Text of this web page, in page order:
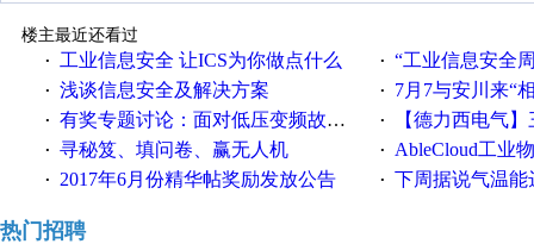
楼主最近还看过
·
工业信息安全 让ICS为你做点什么 · “工业信息安全周之我见”
· 浅谈信息安全及解决方案 · 7月7与安川来“
· 有奖专题讨论：面对低压变频故障，老手是这样解决的！ · 【德力西电气】三
· 寻秘笈、填问卷、赢无人机 · AbleCloud工业物联
· 2017年6月份精华帖奖励发放公告 · 下周据说气温能
热门招聘